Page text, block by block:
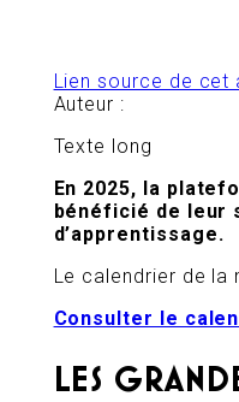
Lien source de cet
Auteur :
Texte long
En 2025, la
bénéficié de leur
d’apprentissage.
Le calendrier de
Consulter le
LES